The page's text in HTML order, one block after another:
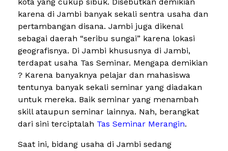
karena di Jambi banyak sekali sentra usaha dan
pertambangan disana. Jambi juga dikenal
sebagai daerah “seribu sungai” karena lokasi
geografisnya. Di Jambi khususnya di Jambi,
terdapat usaha Tas Seminar. Mengapa demikian
? Karena banyaknya pelajar dan mahasiswa
tentunya banyak sekali seminar yang diadakan
untuk mereka. Baik seminar yang menambah
skill ataupun seminar lainnya. Nah, berangkat
dari sini terciptalah Tas Seminar Merangin.
Saat ini, bidang usaha di Jambi sedang